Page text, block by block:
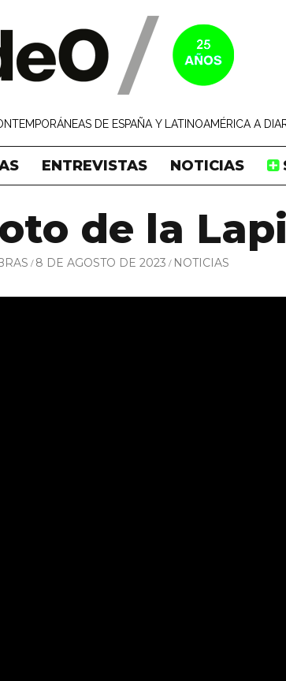
DE ESPAÑA Y LATINOAMÉRICA A
ENTREVISTAS NOTICIAS
de la
8 DE AGOSTO DE 2023 NOTICIAS